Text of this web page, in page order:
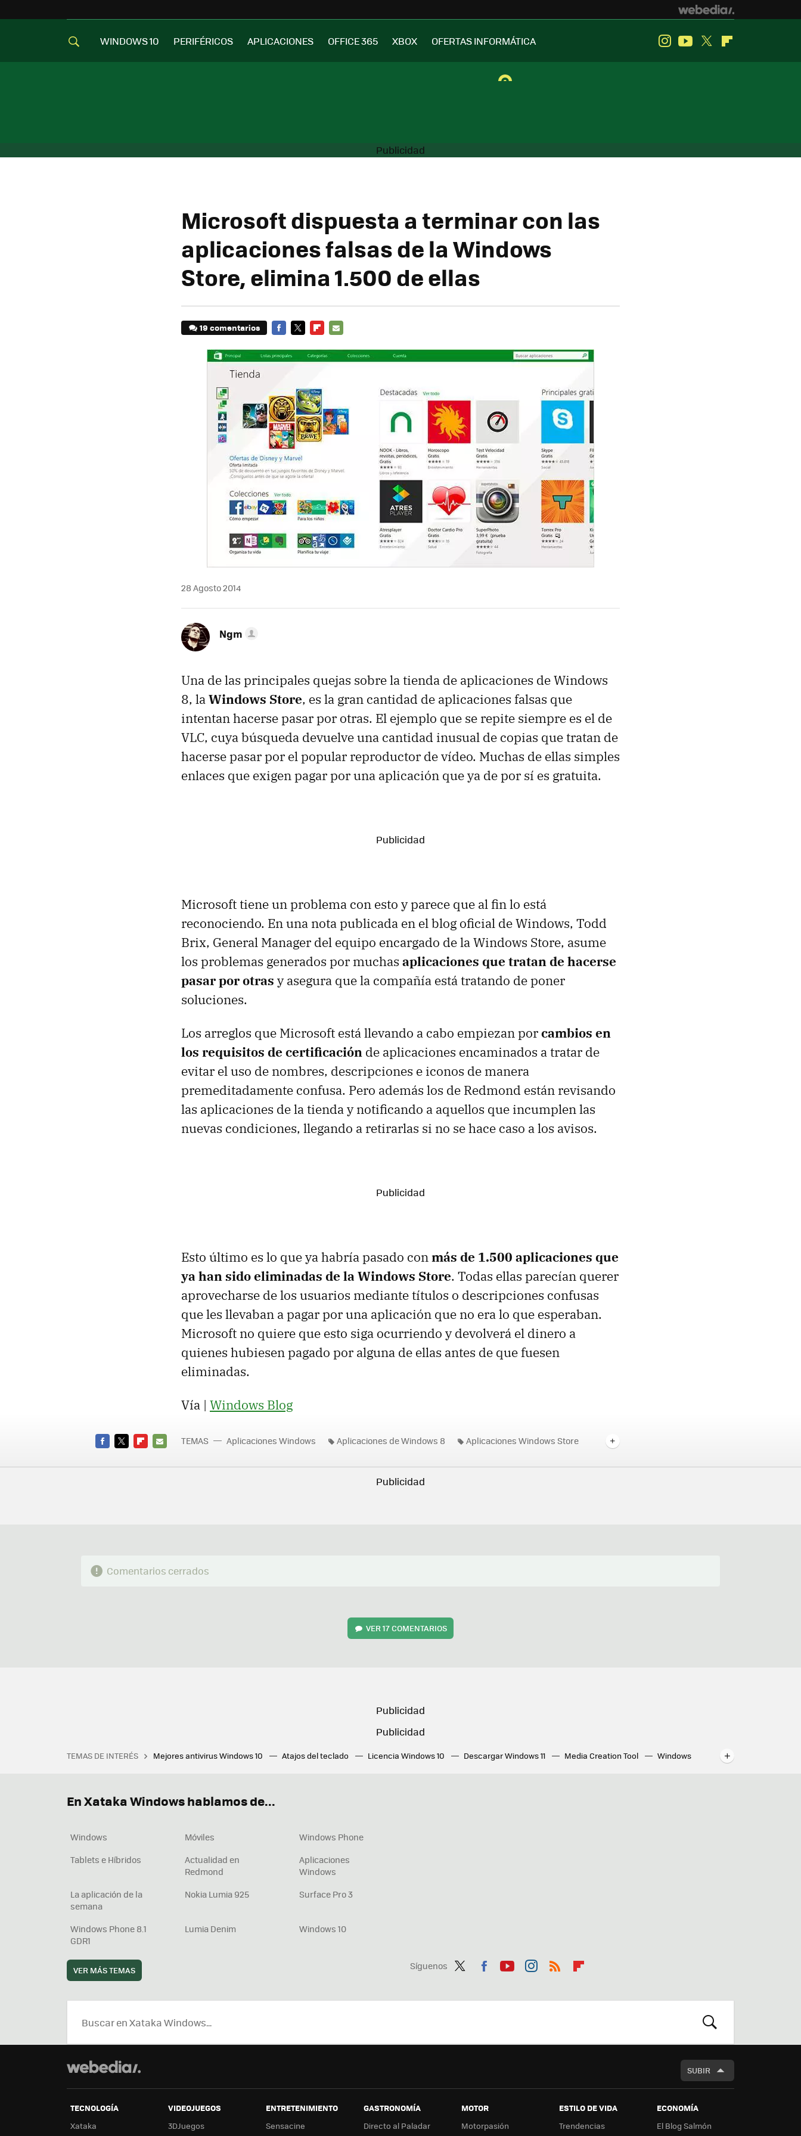
WINDOWS 10 PERIFÉRICOS APLICACIONES OFFICE 365 XBOX OFERTAS INFORMÁTICA InstagramYoutube
Twitter
Microsoft dispuesta a terminar con las
aplicaciones falsas de la Windows
Store, elimina 1.500 de ellas
19 comentarios
MAIL
28 Agosto 2014
Ngm
Una de las principales quejas sobre la tienda de aplicaciones de Windows
8, laWindows Store, es la gran cantidad de aplicaciones falsas que
intentan hacerse pasar por otras. El ejemplo que se repite siempre es el de
VLC, cuya búsqueda devuelve una cantidad inusual de copias que tratan de
hacerse pasar por el popular reproductor de vídeo. Muchas de ellas simples
enlaces que exigen pagar por una aplicación que ya de por sí es gratuita.
Microsoft tiene un problema con esto y parece que al fin lo está
reconociendo. En una nota publicada en el blog oficial de Windows, Todd
Brix, General Manager del equipo encargado de la Windows Store, asume
los problemas generados por muchas aplicaciones que tratan de hacerse
pasar por otras y asegura que la compañía está tratando de poner
soluciones.
Los arreglos que Microsoft está llevando a cabo empiezan porcambios en
los requisitos de certificación de aplicaciones encaminados a tratar de
evitar el uso de nombres, descripciones e iconos de manera
premeditadamente confusa. Pero además los de Redmond están revisando
las aplicaciones de la tienda y notificando a aquellos que incumplen las
nuevas condiciones, llegando a retirarlas si no se hace caso a los avisos.
Esto último es lo que ya habría pasado conmás de 1.500 aplicaciones que
ya han sido eliminadas de la Windows Store. Todas ellas parecían querer
aprovecharse de los usuarios mediante títulos o descripciones confusas
que les llevaban a pagar por una aplicación que no era lo que esperaban.
Microsoft no quiere que esto siga ocurriendo y devolverá el dinero a
quienes hubiesen pagado por alguna de ellas antes de que fuesen
eliminadas.
Vía | Windows Blog
MAIL
TEMAS Aplicaciones Windows Aplicaciones de Windows 8
Aplicaciones Windows Store
Comentarios cerrados
VER17 COMENTARIOS
TEMAS DE INTERÉS Mejores antivirus Windows 10 Atajos del teclado Licencia Windows 10 Descargar Windows 11 Media Creation Tool
Windows
Síguenos
ter
ebo tub agr
boa
En Xataka Windows hablamos de...
Windows Móviles
Windows Phone
Tablets e Híbridos
Actualidad en
Redmond
Aplicaciones
Windows
La aplicación de la
semana
Nokia Lumia 925 Surface Pro 3
Windows Phone 8.1
GDR1
Lumia Denim Windows 10
VER MÁS TEMAS
BUSCAR
SUBIR
TECNOLOGÍA
Xataka
VIDEOJUEGOS
3DJuegos
ENTRETENIMIENTO
Sensacine
GASTRONOMÍA
Directo al Paladar
MOTOR
Motorpasión
ESTILO DE VIDA
Trendencias
ECONOMÍA
El Blog Salmón